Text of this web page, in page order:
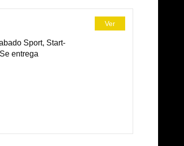
Sport, Start-
entrega
Ver